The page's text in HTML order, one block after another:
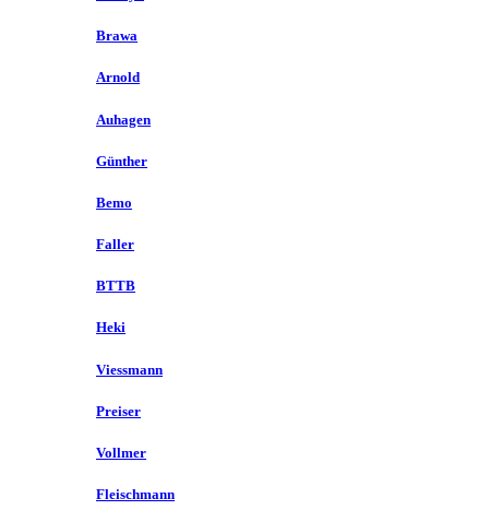
Brawa
Arnold
Auhagen
Günther
Bemo
Faller
BTTB
Heki
Viessmann
Preiser
Vollmer
Fleischmann